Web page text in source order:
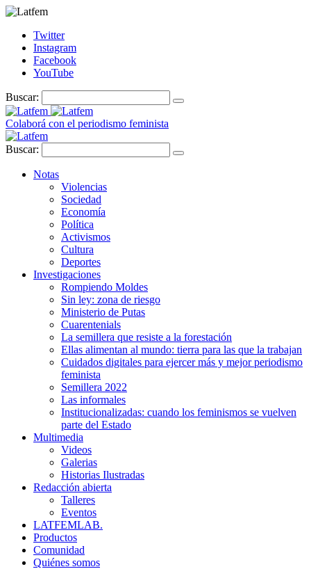
Twitter
Instagram
Facebook
YouTube
Buscar:
Colaborá con el periodismo feminista
Buscar:
Notas
Violencias
Sociedad
Economía
Política
Activismos
Cultura
Deportes
Investigaciones
Rompiendo Moldes
Sin ley: zona de riesgo
Ministerio de Putas
Cuarentenials
La semillera que resiste a la forestación
Ellas alimentan al mundo: tierra para las que la trabajan
Cuidados digitales para ejercer más y mejor periodismo
feminista
Semillera 2022
Las informales
Institucionalizadas: cuando los feminismos se vuelven
parte del Estado
Multimedia
Videos
Galerias
Historias Ilustradas
Redacción abierta
Talleres
Eventos
LATFEMLAB.
Productos
Comunidad
Quiénes somos